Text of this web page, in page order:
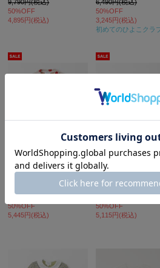
9,790円(税込)
50%OFF
4,895円(税込)
6,490円(税込)
50%OFF
3,245円(税込)
[ベビー]フルーツジャカード長袖カバーオール
10,890円(税込)
50%OFF
5,445円(税込)
10,230円(税込)
50%OFF
5,115円(税込)